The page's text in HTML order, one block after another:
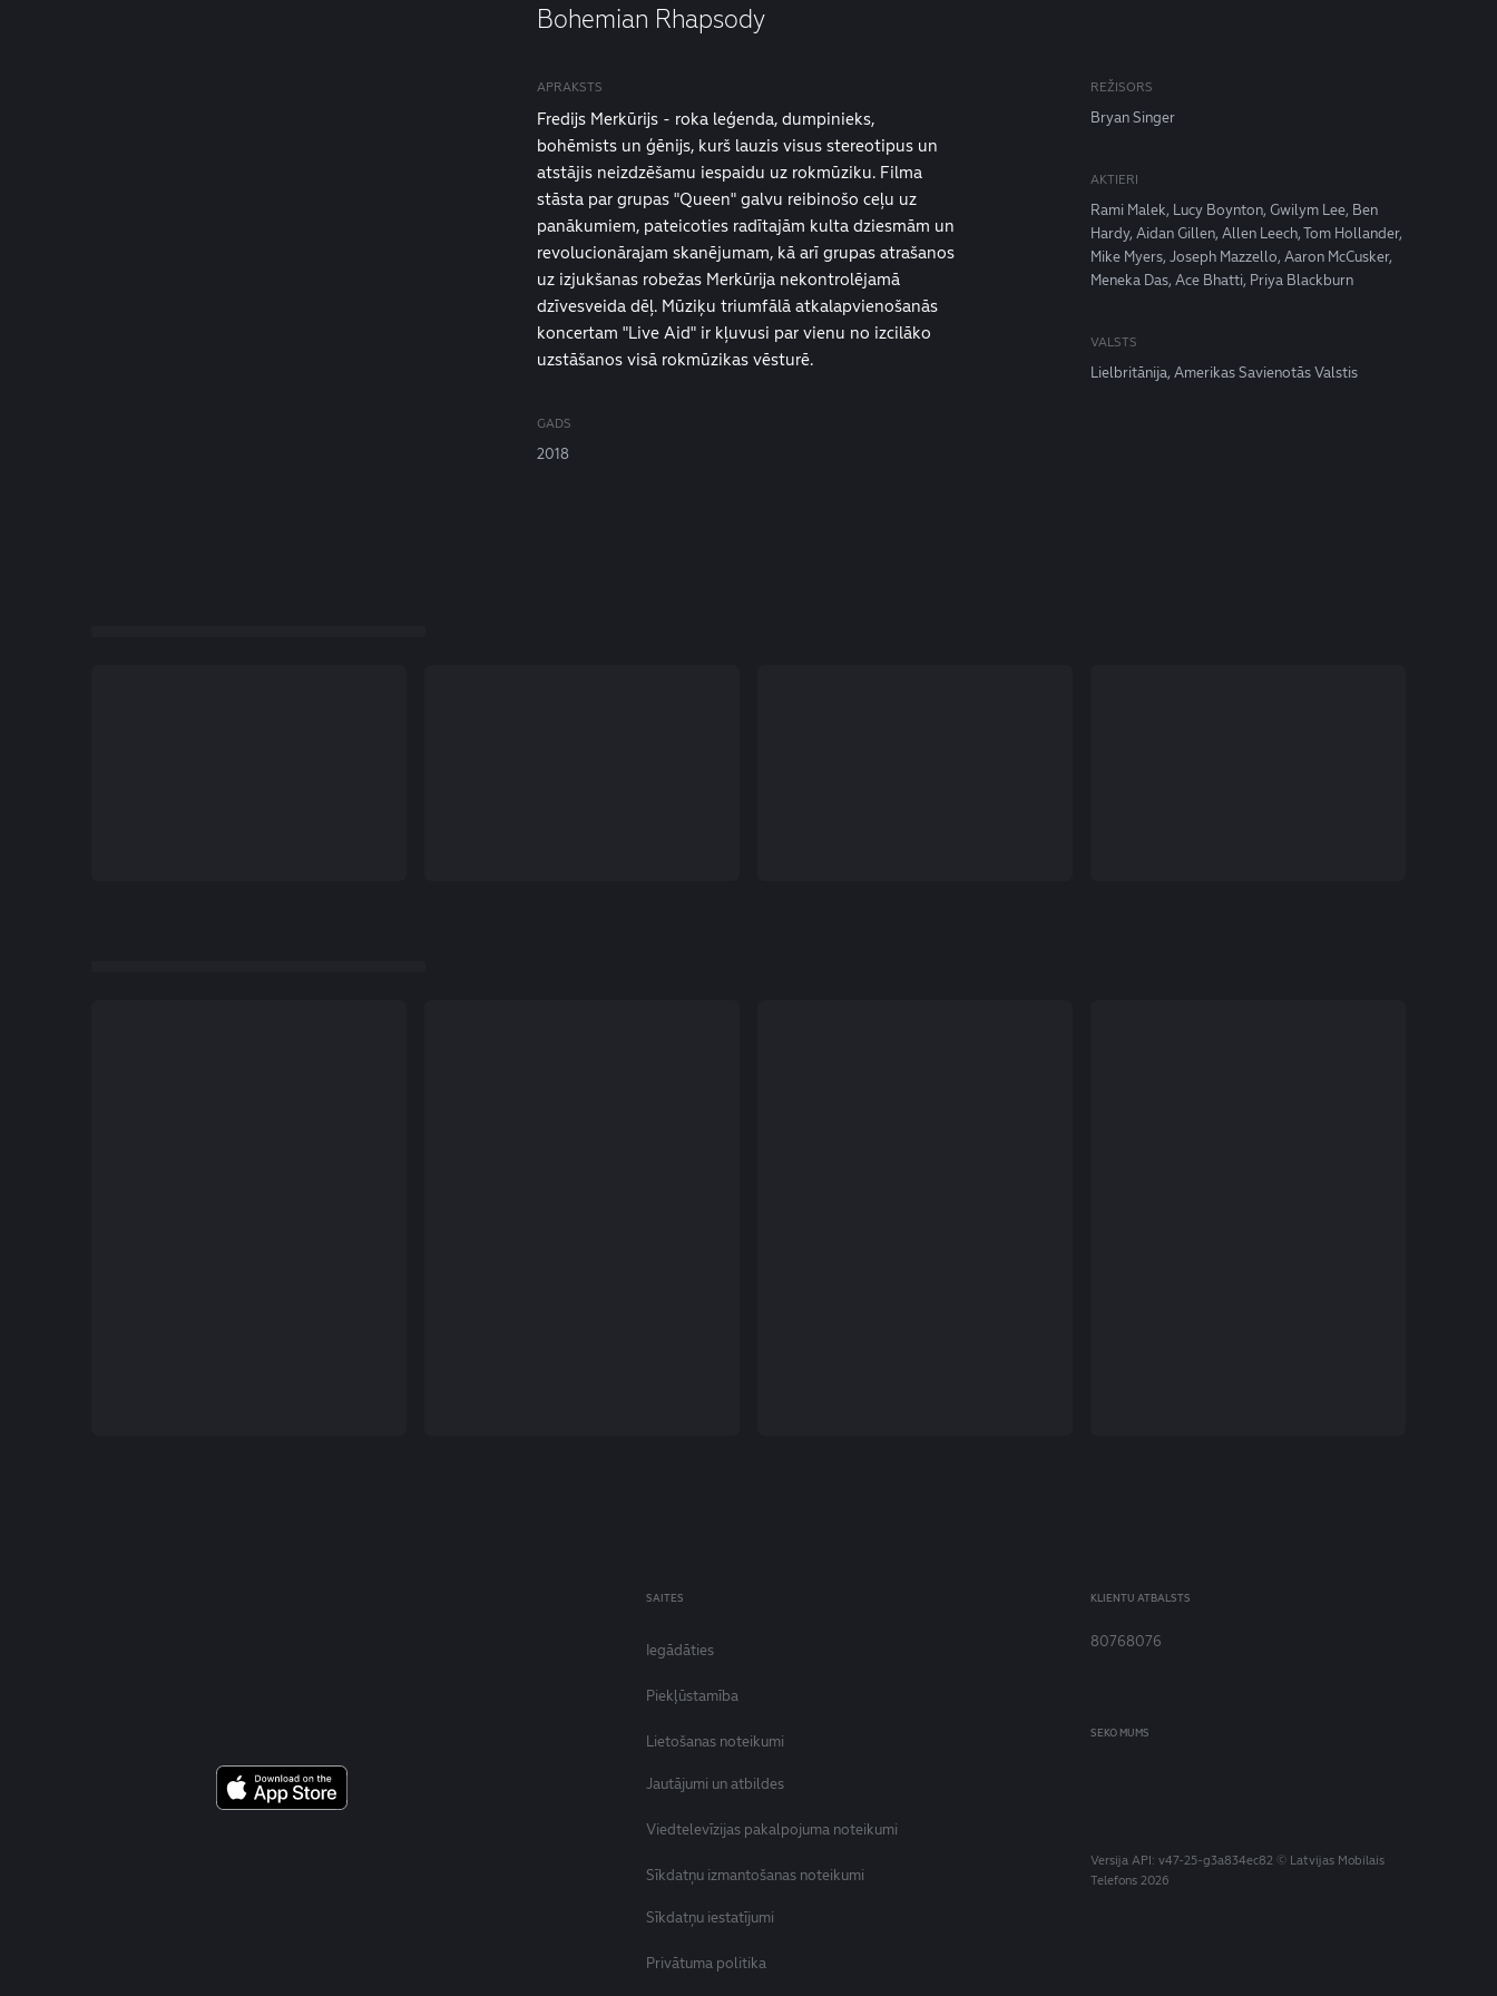
Bohemian Rhapsody
APRAKSTS
Fredijs Merkūrijs - roka leģenda, dumpinieks,
bohēmists un ģēnijs, kurš lauzis visus stereotipus un
atstājis neizdzēšamu iespaidu uz rokmūziku. Filma
stāsta par grupas "Queen" galvu reibinošo ceļu uz
panākumiem, pateicoties radītajām kulta dziesmām un
revolucionārajam skanējumam, kā arī grupas atrašanos
uz izjukšanas robežas Merkūrija nekontrolējamā
dzīvesveida dēļ. Mūziķu triumfālā atkalapvienošanās
koncertam "Live Aid" ir kļuvusi par vienu no izcilāko
uzstāšanos visā rokmūzikas vēsturē.
GADS
2018
REŽISORS
Bryan Singer
AKTIERI
Rami Malek, Lucy Boynton, Gwilym Lee, Ben
Hardy, Aidan Gillen, Allen Leech, Tom Hollander,
Mike Myers, Joseph Mazzello, Aaron McCusker,
Meneka Das, Ace Bhatti, Priya Blackburn
VALSTS
Lielbritānija, Amerikas Savienotās Valstis
SAITES
Iegādāties
Piekļūstamība
Lietošanas noteikumi
Jautājumi un atbildes
Viedtelevīzijas pakalpojuma noteikumi
Sīkdatņu izmantošanas noteikumi
Sīkdatņu iestatījumi
Privātuma politika
KLIENTU ATBALSTS
80768076
SEKO MUMS
Versija API: v47-25-g3a834ec82© Latvijas Mobilais
Telefons 2026